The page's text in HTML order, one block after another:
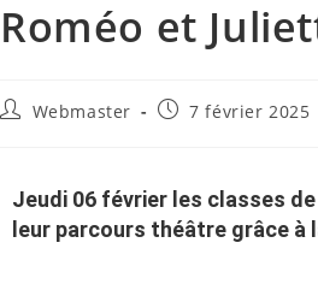
Roméo et
Webmaster 7 février 2025
Jeudi 06 février les classes
leur parcours théâtre grâce à